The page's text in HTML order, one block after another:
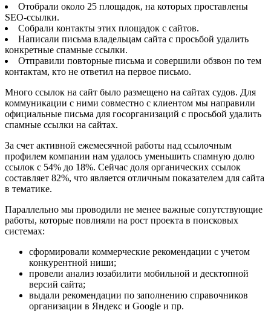
Отобрали около 25 площадок, на которых проставлены
SEO-ссылки.
Собрали контакты этих площадок с сайтов.
Написали письма владельцам сайта с просьбой удалить
конкретные спамные ссылки.
Отправили повторные письма и совершили обзвон по тем
контактам, кто не ответил на первое письмо.
Много ссылок на сайт было размещено на сайтах судов. Для
коммуникации с ними совместно с клиентом мы направили
официальные письма для госорганизаций с просьбой удалить
спамные ссылки на сайтах.
За счет активной ежемесячной работы над ссылочным
профилем компании нам удалось уменьшить спамную долю
ссылок с 54% до 18%. Сейчас доля органических ссылок
составляет 82%, что является отличным показателем для сайта
в тематике.
Параллельно мы проводили не менее важные сопутствующие
работы, которые повлияли на рост проекта в поисковых
системах:
сформировали коммерческие рекомендации с учетом
конкурентной ниши;
провели анализ юзабилити мобильной и десктопной
версий сайта;
выдали рекомендации по заполнению справочников
организации в Яндекс и Google и пр.